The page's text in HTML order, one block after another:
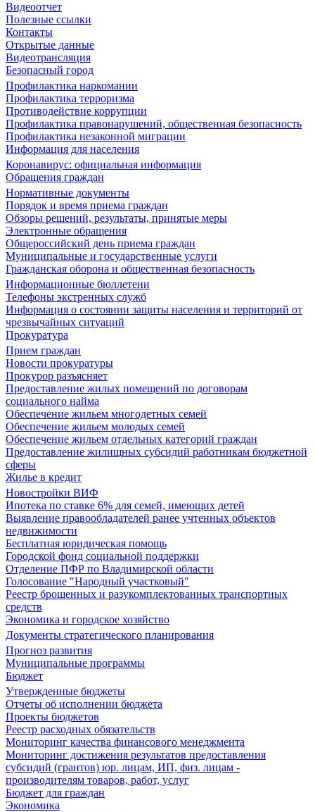
Видеоотчет
Полезные ссылки
Контакты
Открытые данные
Видеотрансляция
Безопасный город
Профилактика наркомании
Профилактика терроризма
Противодействие коррупции
Профилактика правонарушений, общественная безопасность
Профилактика незаконной миграции
Информация для населения
Коронавирус: официальная информация
Обращения граждан
Нормативные документы
Порядок и время приема граждан
Обзоры решений, результаты, принятые меры
Электронные обращения
Общероссийский день приема граждан
Муниципальные и государственные услуги
Гражданская оборона и общественная безопасность
Информационные бюллетени
Телефоны экстренных служб
Информация о состоянии защиты населения и территорий от
чрезвычайных ситуаций
Прокуратура
Прием граждан
Новости прокуратуры
Прокурор разъясняет
Предоставление жилых помещений по договорам
социального найма
Обеспечение жильем многодетных семей
Обеспечение жильем молодых семей
Обеспечение жильем отдельных категорий граждан
Предоставление жилищных субсидий работникам бюджетной
сферы
Жилье в кредит
Новостройки ВИФ
Ипотека по ставке 6% для семей, имеющих детей
Выявление правообладателей ранее учтенных объектов
недвижимости
Бесплатная юридическая помощь
Городской фонд социальной поддержки
Отделение ПФР по Владимирской области
Голосование "Народный участковый"
Реестр брошенных и разукомплектованных транспортных
средств
Экономика и городское хозяйство
Документы стратегического планирования
Прогноз развития
Муниципальные программы
Бюджет
Утвержденные бюджеты
Отчеты об исполнении бюджета
Проекты бюджетов
Реестр расходных обязательств
Мониторинг качества финансового менеджмента
Мониторинг достижения результатов предоставления
субсидий (грантов) юр. лицам, ИП, физ. лицам -
производителям товаров, работ, услуг
Бюджет для граждан
Экономика